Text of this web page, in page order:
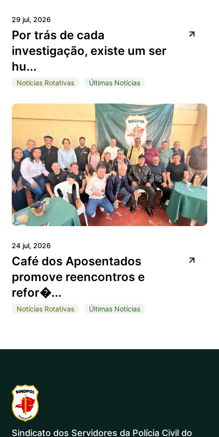
29 jul, 2026
Por trás de cada
investigação, existe um ser
hu...
Notícias Rotativas Últimas Notícias
24 jul, 2026
Café dos Aposentados
promove reencontros e
refor�...
Notícias Rotativas Últimas Notícias
Sindicato dos Servidores da Polícia Civil do